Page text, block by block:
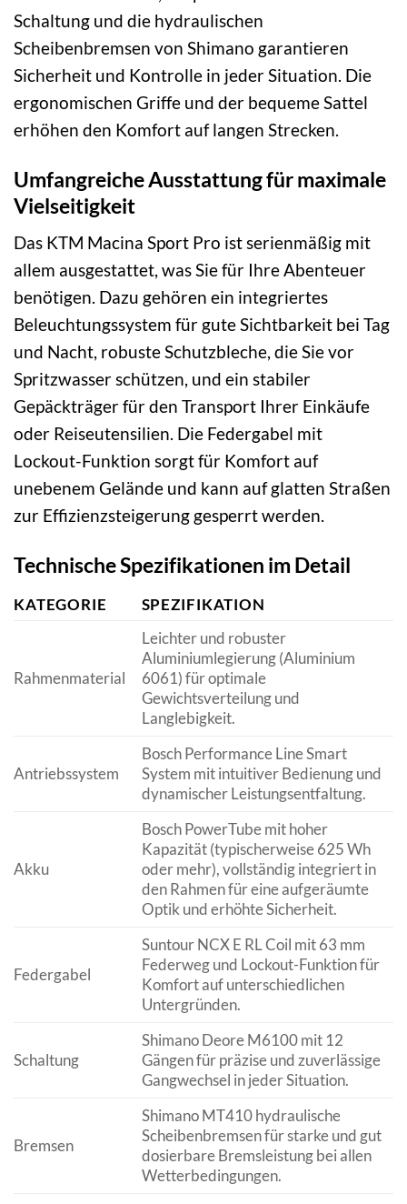
Schaltung und die hydraulischen
Scheibenbremsen von Shimano garantieren
Sicherheit und Kontrolle in jeder Situation. Die
ergonomischen Griffe und der bequeme Sattel
erhöhen den Komfort auf langen Strecken.
Umfangreiche Ausstattung für maximale
Vielseitigkeit
Das KTM Macina Sport Pro ist serienmäßig mit
allem ausgestattet, was Sie für Ihre Abenteuer
benötigen. Dazu gehören ein integriertes
Beleuchtungssystem für gute Sichtbarkeit bei Tag
und Nacht, robuste Schutzbleche, die Sie vor
Spritzwasser schützen, und ein stabiler
Gepäckträger für den Transport Ihrer Einkäufe
oder Reiseutensilien. Die Federgabel mit
Lockout-Funktion sorgt für Komfort auf
unebenem Gelände und kann auf glatten Straßen
zur Effizienzsteigerung gesperrt werden.
Technische Spezifikationen im Detail
KATEGORIE SPEZIFIKATION
Rahmenmaterial
Leichter und robuster
Aluminiumlegierung (Aluminium
6061) für optimale
Gewichtsverteilung und
Langlebigkeit.
Antriebssystem
Bosch Performance Line Smart
System mit intuitiver Bedienung und
dynamischer Leistungsentfaltung.
Akku
Bosch PowerTube mit hoher
Kapazität (typischerweise 625 Wh
oder mehr), vollständig integriert in
den Rahmen für eine aufgeräumte
Optik und erhöhte Sicherheit.
Federgabel
Suntour NCX E RL Coil mit 63 mm
Federweg und Lockout-Funktion für
Komfort auf unterschiedlichen
Untergründen.
Schaltung
Shimano Deore M6100 mit 12
Gängen für präzise und zuverlässige
Gangwechsel in jeder Situation.
Bremsen
Shimano MT410 hydraulische
Scheibenbremsen für starke und gut
dosierbare Bremsleistung bei allen
Wetterbedingungen.